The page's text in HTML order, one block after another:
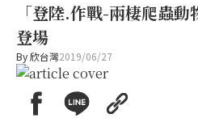
「登陸.作戰-兩棲爬蟲
登場
By欣台灣2019/06/27